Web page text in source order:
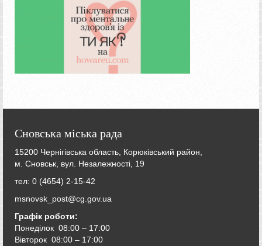
Сновська міська рада
15200 Чернігівська область, Корюківський район,
м. Сновськ, вул. Незалежності, 19
тел: 0 (4654) 2-15-42
msnovsk_post@cg.gov.ua
Графік роботи:
Понеділок 08:00 – 17:00
Вівторок 08:00 – 17:00